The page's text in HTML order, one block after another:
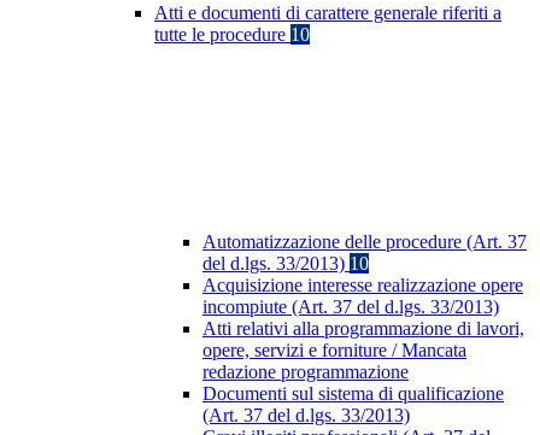
Atti e documenti di carattere generale riferiti a
tutte le procedure 10
Automatizzazione delle procedure (Art. 37
del d.lgs. 33/2013) 10
Acquisizione interesse realizzazione opere
incompiute (Art. 37 del d.lgs. 33/2013)
Atti relativi alla programmazione di lavori,
opere, servizi e forniture / Mancata
redazione programmazione
Documenti sul sistema di qualificazione
(Art. 37 del d.lgs. 33/2013)